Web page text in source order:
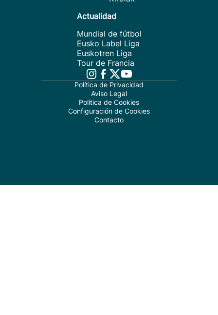
Actualidad
Mundial de fútbol
Eusko Label Liga
Euskotren Liga
Tour de Francia
Política de Privacidad
Aviso Legal
Política de Cookies
Configuración de Cookies
Contacto